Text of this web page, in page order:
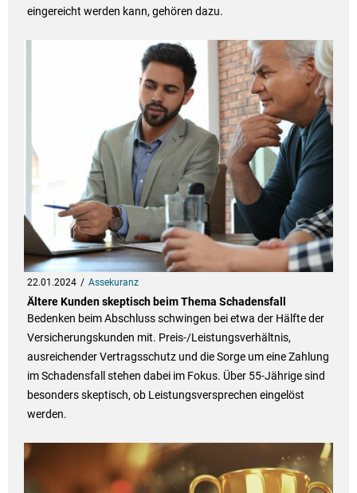
eingereicht werden kann, gehören dazu.
22.01.2024 Assekuranz
Ältere Kunden skeptisch beim Thema Schadensfall
Bedenken beim Abschluss schwingen bei etwa der Hälfte der
Versicherungskunden mit. Preis-/Leistungsverhältnis,
ausreichender Vertragsschutz und die Sorge um eine Zahlung
im Schadensfall stehen dabei im Fokus. Über 55-Jährige sind
besonders skeptisch, ob Leistungsversprechen eingelöst
werden.